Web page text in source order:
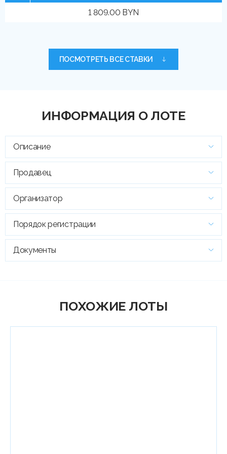
1 809.00 BYN
ПОСМОТРЕТЬ ВСЕ СТАВКИ
ИНФОРМАЦИЯ О ЛОТЕ
Описание
Продавец
Организатор
Порядок регистрации
Документы
ПОХОЖИЕ ЛОТЫ